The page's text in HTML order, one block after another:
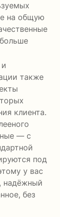
на общую
также
клиента.
— с
под
у вас
надёжный
без